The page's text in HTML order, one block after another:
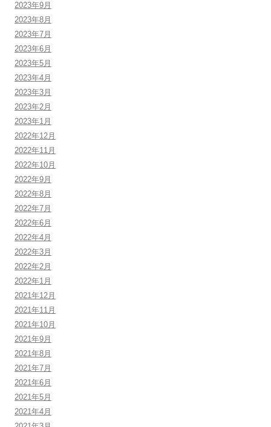
2023年9月
2023年8月
2023年7月
2023年6月
2023年5月
2023年4月
2023年3月
2023年2月
2023年1月
2022年12月
2022年11月
2022年10月
2022年9月
2022年8月
2022年7月
2022年6月
2022年4月
2022年3月
2022年2月
2022年1月
2021年12月
2021年11月
2021年10月
2021年9月
2021年8月
2021年7月
2021年6月
2021年5月
2021年4月